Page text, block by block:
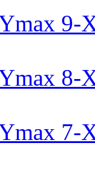
9-
8-
7-